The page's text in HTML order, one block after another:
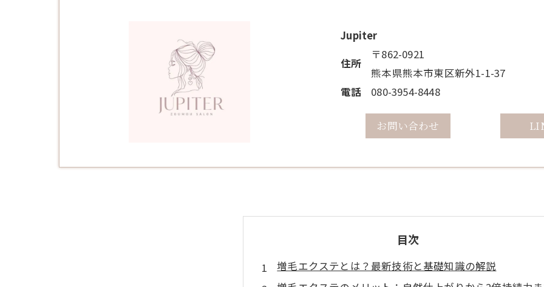
Jupiter
住所
〒862-0921
熊本県熊本市東区新外1-1-37
電話
080-3954-8448
お問い合わせ
目次
増毛エクステとは？最新技術と基礎知識の解説
ご予約・お問い合わせ
ご予約・お問い合わせ